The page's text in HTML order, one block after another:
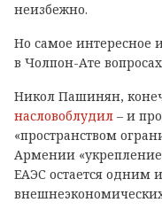
неизбежно.
Но самое интересное
в Чолпон-Ате
Никол Пашинян,
насловоблудил – и
«пространством
Армении «укрепление
ЕАЭС остается одним